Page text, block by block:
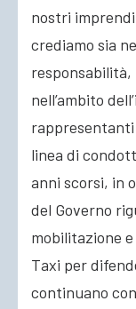
nostri
crediamo sia
nell’ambito
rappresentanti
linea di
anni scorsi, in
del Governo
mobilitazione
Taxi per
continuano